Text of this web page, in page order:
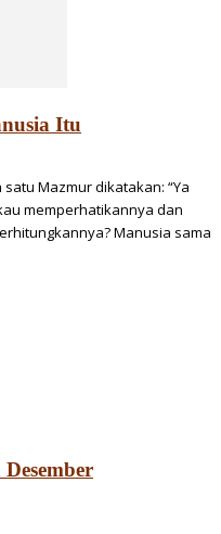
Itu
satu Mazmur dikatakan: “Ya
memperhatikannya dan
Manusia sama